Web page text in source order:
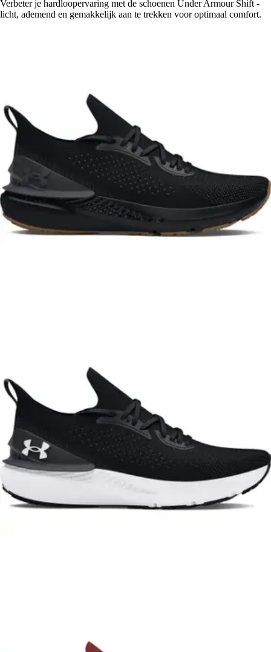
Verbeter je hardloopervaring met de schoenen Under Armour Shift -
licht, ademend en gemakkelijk aan te trekken voor optimaal comfort.